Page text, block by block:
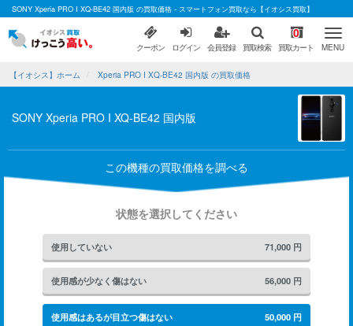
SONY Xperia PRO I XQ-BE42 国内版 の買取価格 - スマートフォン買取なら【イオシス買取】
クーポン ログイン 会員登録 買取検索
0
買取カート MENU
【イオシス】ホーム Xperia PRO I XQ-BE42 国内版 の買取価格
SONY Xperia PRO I XQ-BE42 国内版
この機種の買取価格を調べる
状態を選択してください
使用していない 71,000 円
使用感が少なく傷はない 56,000 円
使用感はあるが目立つ傷はない 50,000 円